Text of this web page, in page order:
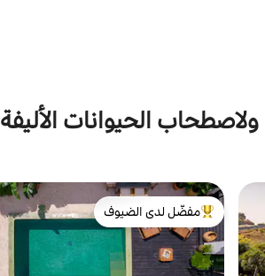
الحيوانات الأليفة
من أبرز البيوت المفضّلة لدى الضيوف
مفضّل لدى الضيوف